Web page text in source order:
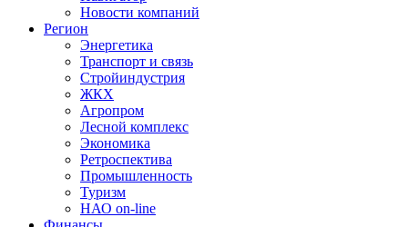
Новости компаний
Регион
Энергетика
Транспорт и связь
Стройиндустрия
ЖКХ
Агропром
Лесной комплекс
Экономика
Ретроспектива
Промышленность
Туризм
НАО on-line